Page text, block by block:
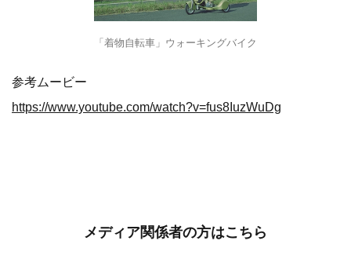
「着物自転車」ウォーキングバイク
参考ムービー
https://www.youtube.com/watch?v=fus8IuzWuDg
メディア関係者の方はこちら